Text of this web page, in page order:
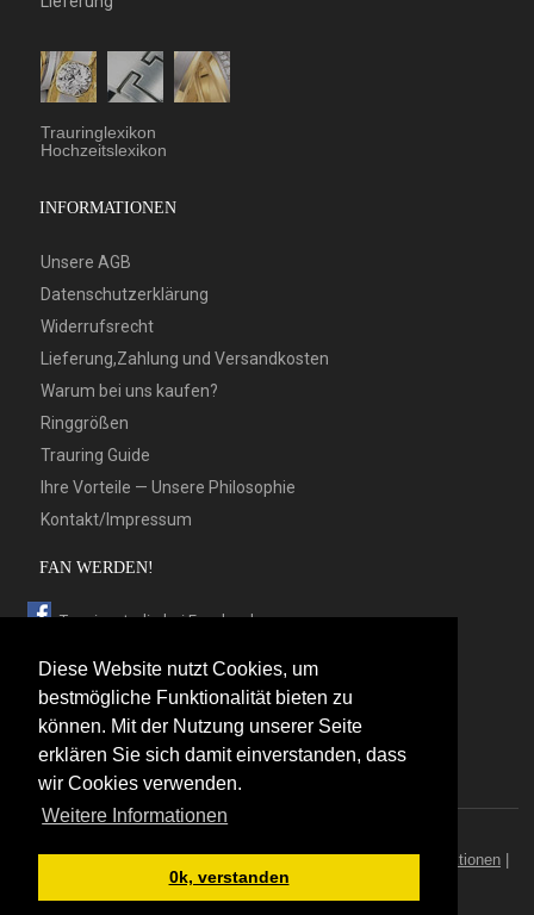
Diese Website nutzt Cookies, um
bestmögliche Funktionalität bieten zu
können. Mit der Nutzung unserer Seite
erklären Sie sich damit einverstanden, dass
wir Cookies verwenden.
Weitere Informationen
0k, verstanden
Trauringlexikon
Hochzeitslexikon
INFORMATIONEN
Unsere AGB
Datenschutzerklärung
Widerrufsrecht
Lieferung,Zahlung und Versandkosten
Warum bei uns kaufen?
Ringgrößen
Trauring Guide
Ihre Vorteile — Unsere Philosophie
Kontakt/Impressum
FAN WERDEN!
Trauringstudio bei Facebook
Trauringstudio bei Twitter
Trauringstudio bei Pinterest
Trauringstudio bei flickr
Trauringstudio|Trauringe|Hersteller|Kontakt/Impressum Aktionen|
News|Sitemap